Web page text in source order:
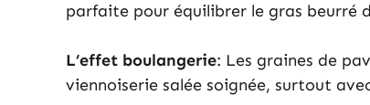
parfaite pour équilibrer le gras beurré
L’effet boulangerie: Les graines de
viennoiserie salée soignée, surtout